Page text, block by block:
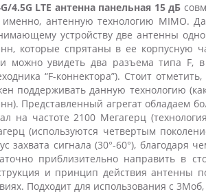
4.5G LTE антенна панельная 15 дБ
антенную технологию MIMO.
устройству две антенны
которые спрятаны в ее корпусную
можно увидеть два разъема типа F,
“F-коннектора”). Стоит
поддерживать данную технологию
Представленный агрегат обладаем
на частоте 2100 Мегагерц
(используются четвертым
захвата сигнала (30°-60°), благодаря
приблизительно направить в
и принцип действия антенны
Подходит для использования с